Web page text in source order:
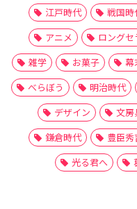
江戸時代 戦国時
アニメ
ロングセ
雑学
お菓子 幕
べらぼう
明治時代
デザイン
文房
鎌倉時代
豊臣秀
光る君へ